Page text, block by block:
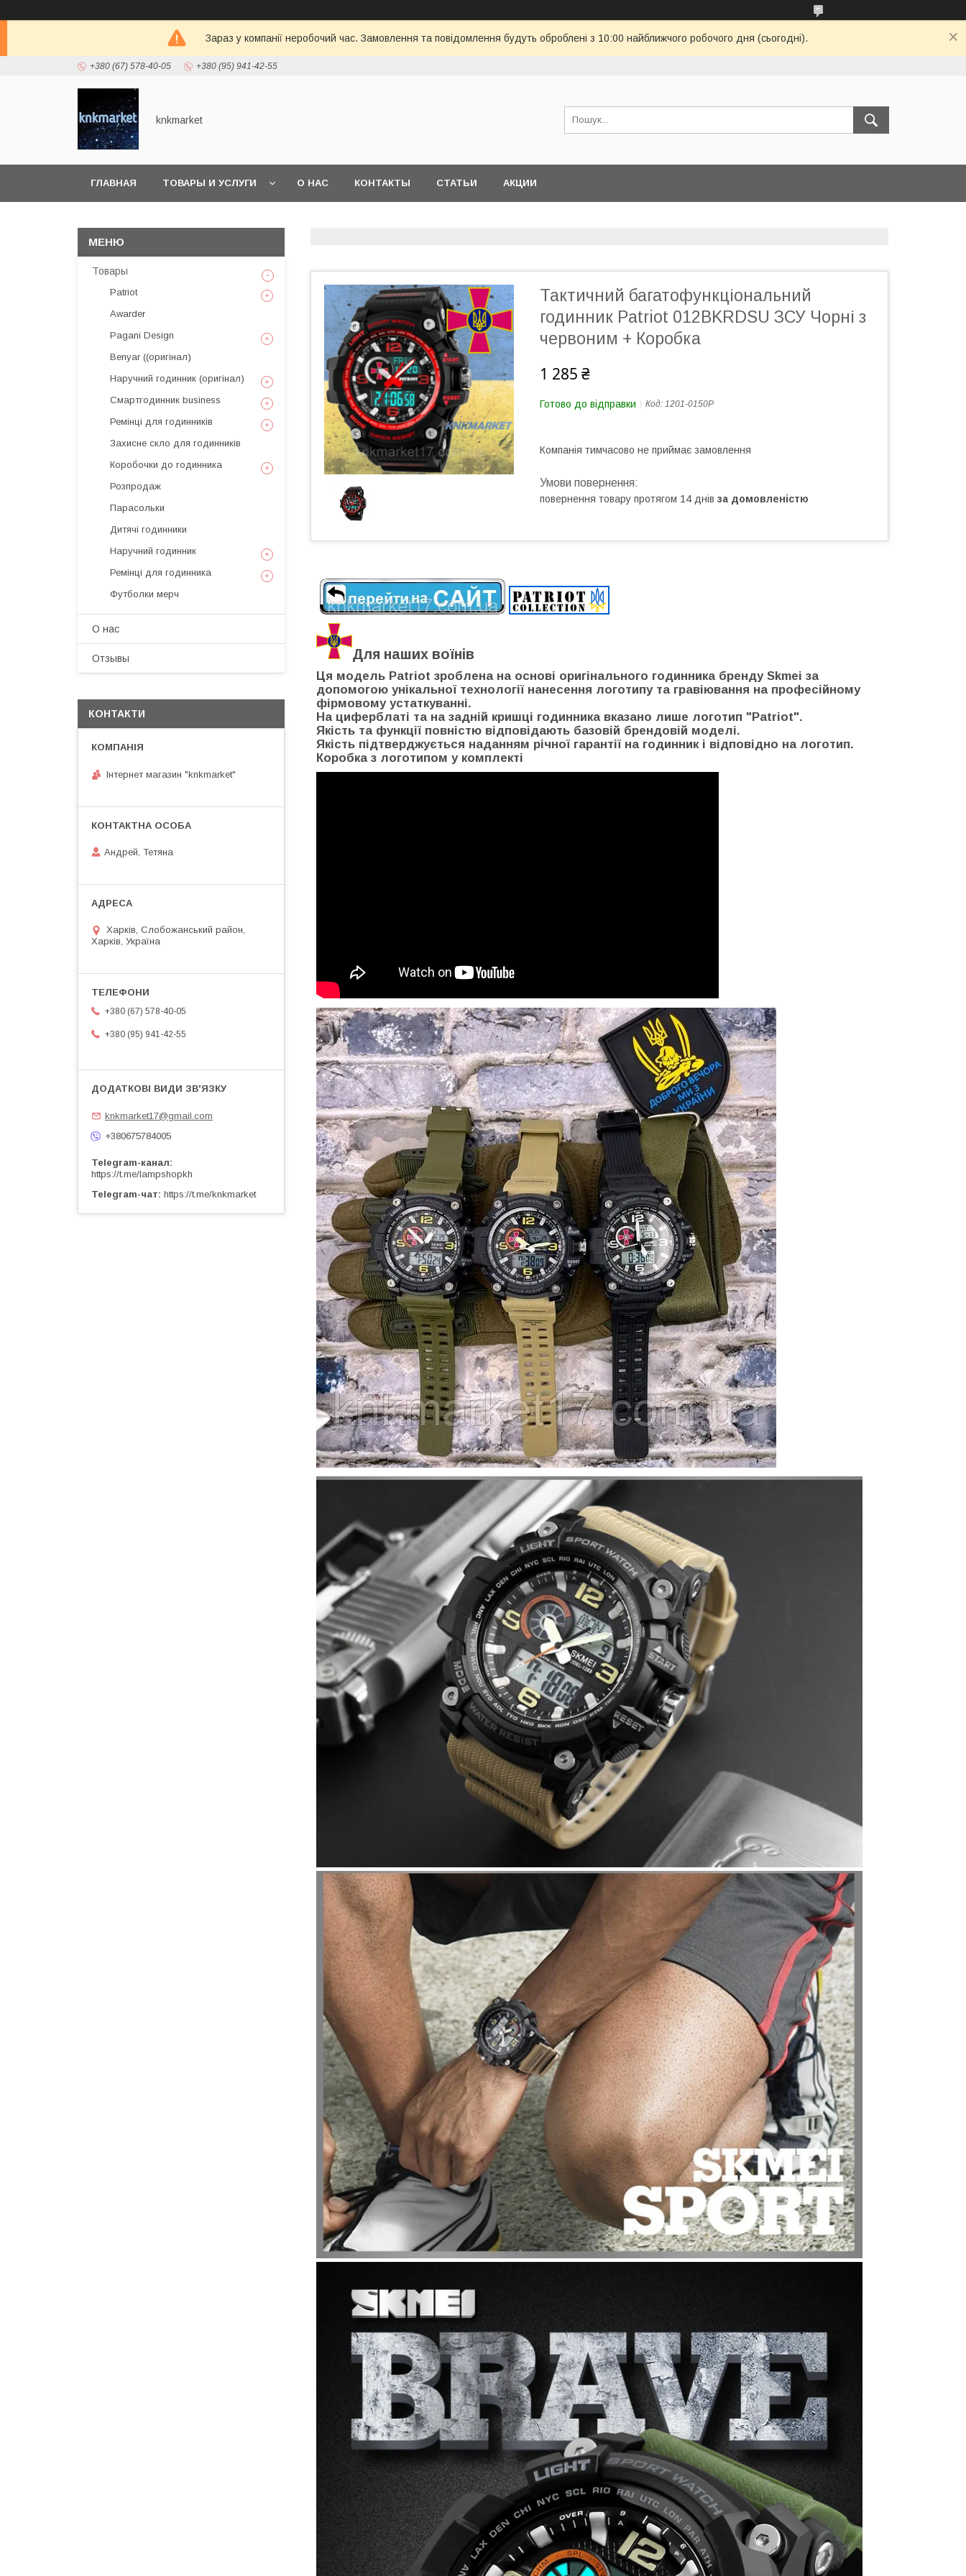
Зараз у компанії неробочий час. Замовлення та повідомлення будуть оброблені з 10:00 найближчого робочого дня (сьогодні).
+380 (67) 578-40-05 +380 (95) 941-42-55
knkmarket
ГЛАВНАЯ ТОВАРЫ И УСЛУГИ О НАС КОНТАКТЫ СТАТЬИ АКЦИИ
Тактичний багатофункціональний
годинник Patriot 012BKRDSU ЗСУ Чорні з
червоним + Коробка
1 285 ₴
Готово до відправки Код: 1201-0150Р
Компанія тимчасово не приймає замовлення
повернення товару протягом 14 днів за домовленістю
Для наших воїнів
Ця модель Patriot зроблена на основі оригінального годинника бренду Skmei за
допомогою унікальної технології нанесення логотипу та гравіювання на професійному
фірмовому устаткуванні.
На циферблаті та на задній кришці годинника вказано лише логотип "Patriot".
Якість та функції повністю відповідають базовій брендовій моделі.
Якість підтверджується наданням річної гарантії на годинник і відповідно на логотип.
Коробка з логотипом у комплекті
Товары
Patriot
Awarder
Pagani Design
Benyar ((оригінал)
Наручний годинник (оригінал)
Смартгодинник business
Ремінці для годинників
Захисне скло для годинників
Коробочки до годинника
Розпродаж
Парасольки
Дитячі годинники
Наручний годинник
Ремінці для годинника
Футболки мерч
О нас
Отзывы
КОНТАКТИ
Інтернет магазин "knkmarket"
Андрей, Тетяна
Харків, Слобожанський район,
Харків, Україна
+380 (67) 578-40-05
+380 (95) 941-42-55
knkmarket17@gmail.com
+380675784005
Telegram-канал
https://t.me/lampshopkh
Telegram-чат https://t.me/knkmarket